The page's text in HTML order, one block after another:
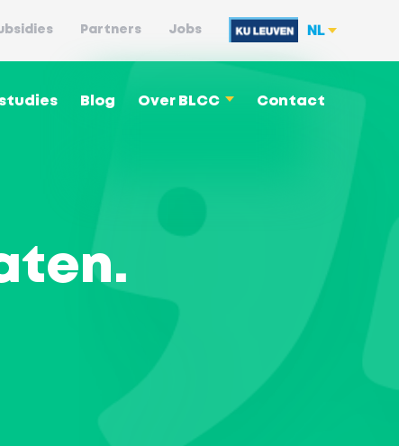
Partners Jobs NL
Blog Over BLCC Contact
.